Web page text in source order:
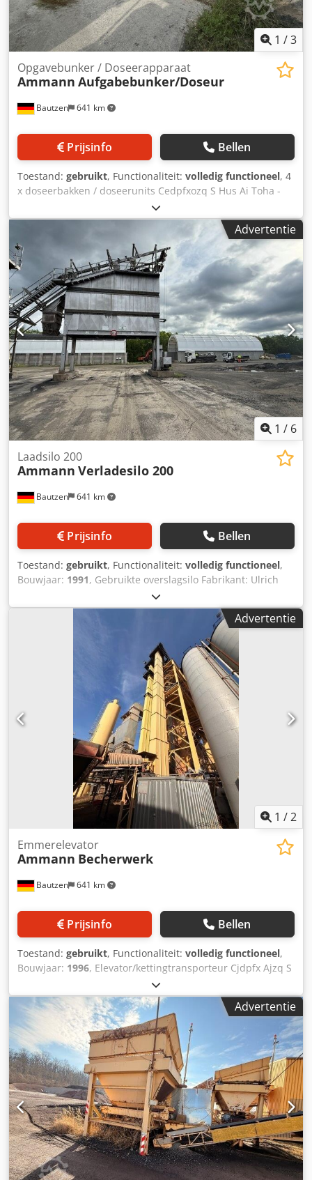
1 /3
Bautzen 641 km
Opgavebunker / Doseerapparaat
Ammann Aufgabebunker/Doseur
Prijsinfo Bellen
Toestand: gebruikt, Functionaliteit: volledig functioneel, 4
x doseerbakken / doseerunits Cedpfxozq S Hus Ai Toha -
afvoertransportband - transportband / overdrachtsbund -
elektrische installatie, indien aanwezig
Advertentie
1 / 6
Bautzen 641 km
Laadsilo 200
Ammann Verladesilo 200
Prijsinfo Bellen
Toestand: gebruikt, Functionaliteit: volledig functioneel,
Bouwjaar: 1991, Gebruikte overslagsilo Fabrikant: Ulrich
Totale inhoud: 200 ton - Kuipbandtransporteur Csdpozq S
Ewjfx Ai Toha - Hijslier - Elektrische installatie
Advertentie
1 /2
Bautzen 641 km
Emmerelevator
Ammann Becherwerk
Prijsinfo Bellen
Toestand: gebruikt, Functionaliteit: volledig functioneel,
Bouwjaar: 1996, Elevator/kettingtransporteur Cjdpfx Ajzq S
Dasi Tsha Geschikt voor het transporteren van
bulkgoederen Hoogte: 26 m
Advertentie